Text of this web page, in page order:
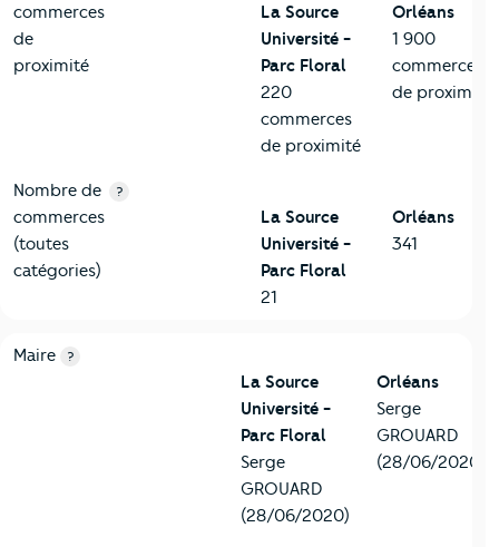
commerces
de
proximité
La Source
Université -
Parc Floral
220
commerces
de proximité
Orléans
1 900
commerces
de proximité
Nombre de
commerces
(toutes
catégories)
?
La Source
Université -
Parc Floral
21
Orléans
341
6-Politique
Critères
Maire ?
La Source
Université -
Parc Floral
Serge
GROUARD
(28/06/2020)
Orléans
Serge
GROUARD
(28/06/2020)